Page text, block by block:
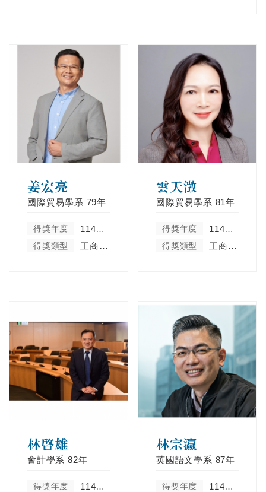
姜宏亮
國際貿易學系 79年
得獎年度 114學年度
得獎類型 工商菁英類
雲天澂
國際貿易學系 81年
得獎年度 114學年度
得獎類型 工商菁英類
林啓雄
會計學系 82年
得獎年度 114學年度
林宗瀛
英國語文學系 87年
得獎年度 114學年度